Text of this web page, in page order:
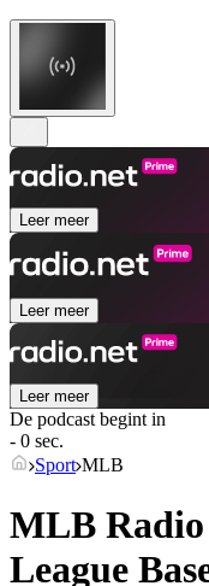
Leer meer
Leer meer
Leer meer
De podcast begint in
- 0 sec.
Sport MLB
MLB
League